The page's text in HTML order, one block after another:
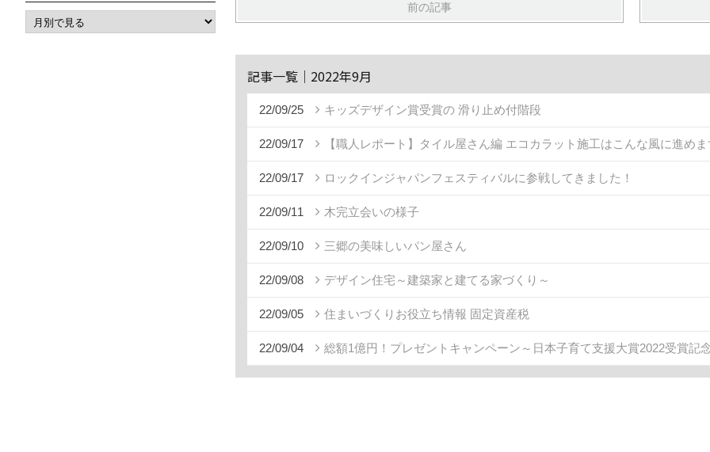
前の記事
記事一覧｜2022年9月
22/09/25 キッズデザイン賞受賞の 滑り止め付階段
22/09/17 【職人レポート】タイル屋さん編 エコカラット施工はこんな風に進め
22/09/17 ロックインジャパンフェスティバルに参戦してきました！
22/09/11 木完立会いの様子
22/09/10 三郷の美味しいパン屋さん
22/09/08 デザイン住宅～建築家と建てる家づくり～
22/09/05 住まいづくりお役立ち情報 固定資産税
22/09/04 総額1億円！プレゼントキャンペーン～日本子育て支援大賞2022受賞記